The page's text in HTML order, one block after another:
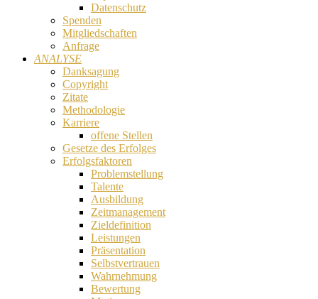
Datenschutz
Spenden
Mitgliedschaften
Anfrage
ANALYSE
Danksagung
Copyright
Zitate
Methodologie
Karriere
offene Stellen
Gesetze des Erfolges
Erfolgsfaktoren
Problemstellung
Talente
Ausbildung
Zeitmanagement
Zieldefinition
Leistungen
Präsentation
Selbstvertrauen
Wahrnehmung
Bewertung